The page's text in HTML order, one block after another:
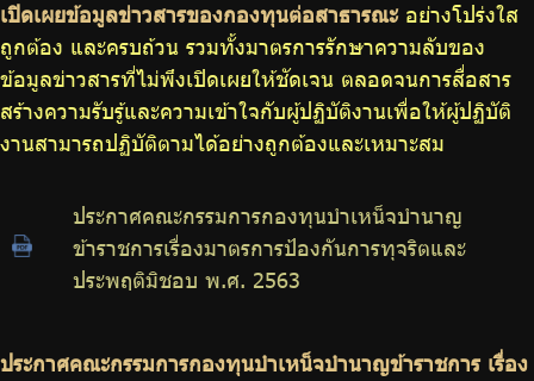
เปิดเผยข้อมูลข่าวสารของกองทุนต่อสาธารณะอย่างโปร่งใส
ถูกต้อง และครบถ้วน รวมทั้งมาตรการรักษาความลับของ
ข้อมูลข่าวสารที่ไม่พึงเปิดเผยให้ชัดเจน ตลอดจนการสื่อสาร
สร้างความรับรู้และความเข้าใจกับผู้ปฏิบัติงานเพื่อให้ผู้ปฏิบัติ
งานสามารถปฏิบัติตามได้อย่างถูกต้องและเหมาะสม
ประกาศคณะกรรมการกองทุนบำเหน็จบำนาญ
ข้าราชการเรื่องมาตรการป้องกันการทุจริตและ
ประพฤติมิชอบ พ.ศ. 2563
ประกาศคณะกรรมการกองทุนบำเหน็จบำนาญข้าราชการ เรื่อง